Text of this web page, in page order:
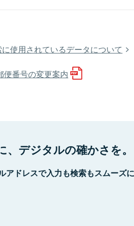
使用されているデータについて
便番号の変更案内
、デジタルの確かさを。
アドレスで入力も検索もスムーズ